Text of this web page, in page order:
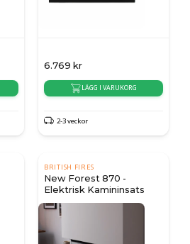
6.769 kr
LÄGG I VARUKORG
2-3 veckor
BRITISH FIRES
New Forest 870 -
Elektrisk Kamininsats